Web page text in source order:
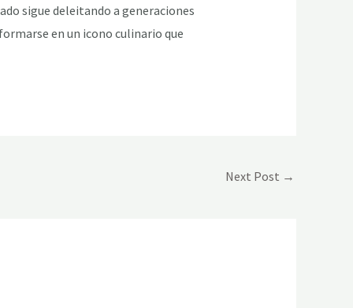
sigue deleitando a generaciones
en un icono culinario que
Next Post →